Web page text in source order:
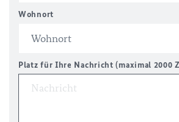
Wohnort
Platz für Ihre Nachricht (maximal 2000